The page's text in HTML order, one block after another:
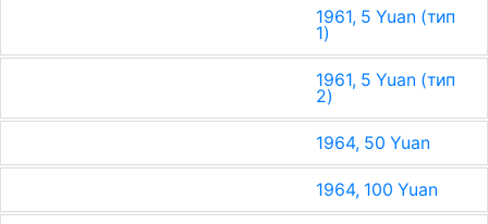
1961, 5 Yuan (тип
1)
1961, 5 Yuan (тип
2)
1964, 50 Yuan
1964, 100 Yuan